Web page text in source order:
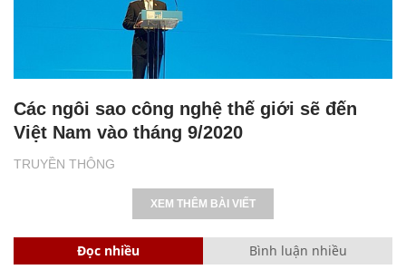
TRUYỀN THÔNG
Các ngôi sao công nghệ thế giới sẽ đến
Việt Nam vào tháng 9/2020
XEM THÊM BÀI VIẾT
Đọc nhiều Bình luận nhiều